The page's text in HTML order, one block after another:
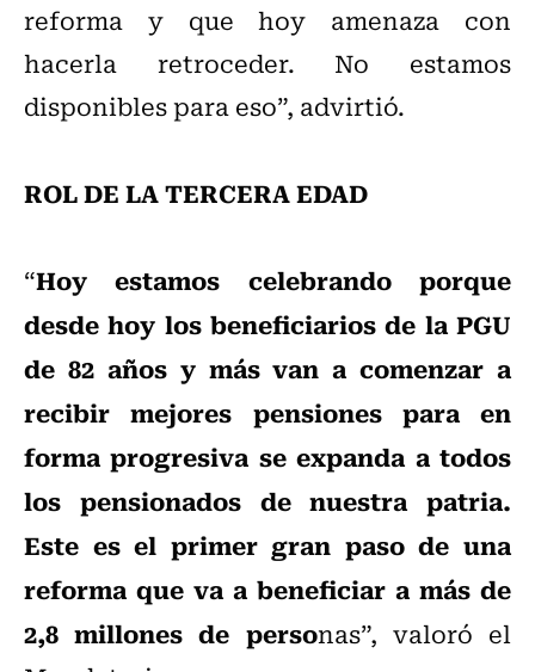
reforma y que hoy amenaza con
hacerla retroceder. No estamos
disponibles para eso”, advirtió.
ROL DE LA TERCERA EDAD
“Hoy estamos celebrando porque
desde hoy los beneficiarios de la PGU
de 82 años y más van a comenzar a
recibir mejores pensiones para en
forma progresiva se expanda a todos
los pensionados de nuestra patria.
Este es el primer gran paso de una
reforma que va a beneficiar a más de
2,8 millones de personas”, valoró el